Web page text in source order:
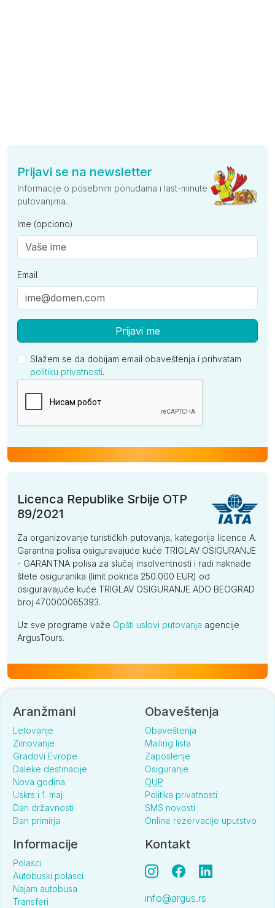
Prijavi se na newsletter
Informacije o posebnim ponudama i last-minute
putovanjima.
Ime (opciono)
Email
Prijavi me
Slažem se da dobijam email obaveštenja i prihvatam
politiku privatnosti.
Licenca Republike Srbije OTP
89/2021
Za organizovanje turističkih putovanja, kategorija licence A.
Garantna polisa osiguravajuće kuće TRIGLAV OSIGURANJE
- GARANTNA polisa za slučaj insolventnosti i radi naknade
štete osiguranika (limit pokrića 250.000 EUR) od
osiguravajuće kuće TRIGLAV OSIGURANJE ADO BEOGRAD
broj 470000065393.
Uz sve programe važe Opšti uslovi putovanja agencije
ArgusTours.
Aranžmani
Letovanje
Zimovanje
Gradovi Evrope
Daleke destinacije
Nova godina
Uskrs i 1. maj
Dan državnosti
Dan primirja
Obaveštenja
Obaveštenja
Mailing lista
Zaposlenje
Osiguranje
OUP
Politika privatnosti
SMS novosti
Online rezervacije uputstvo
Informacije
Polasci
Autobuski polasci
Najam autobusa
Transferi
Kontakt
info@argus.rs